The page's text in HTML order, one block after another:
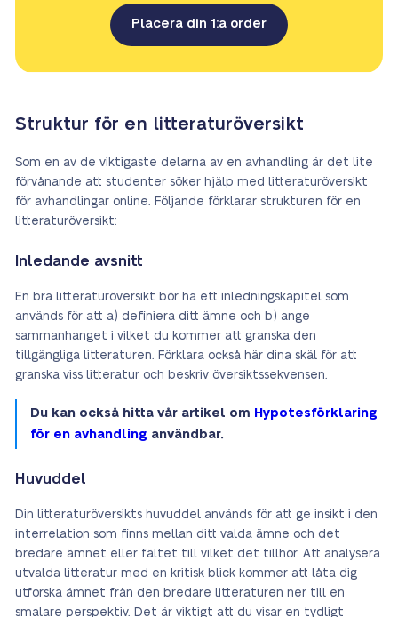
Placera din 1:a order
Struktur för en litteraturöversikt
Som en av de viktigaste delarna av en avhandling är det lite
förvånande att studenter söker hjälp med litteraturöversikt
för avhandlingar online. Följande förklarar strukturen för en
litteraturöversikt:
Inledande avsnitt
En bra litteraturöversikt bör ha ett inledningskapitel som
används för att a) definiera ditt ämne och b) ange
sammanhanget i vilket du kommer att granska den
tillgängliga litteraturen. Förklara också här dina skäl för att
granska viss litteratur och beskriv översiktssekvensen.
Du kan också hitta vår artikel om Hypotesförklaring
för en avhandling användbar.
Huvuddel
Din litteraturöversikts huvuddel används för att ge insikt i den
interrelation som finns mellan ditt valda ämne och det
bredare ämnet eller fältet till vilket det tillhör. Att analysera
utvalda litteratur med en kritisk blick kommer att låta dig
utforska ämnet från den bredare litteraturen ner till en
smalare perspektiv. Det är viktigt att du visar en tydligt